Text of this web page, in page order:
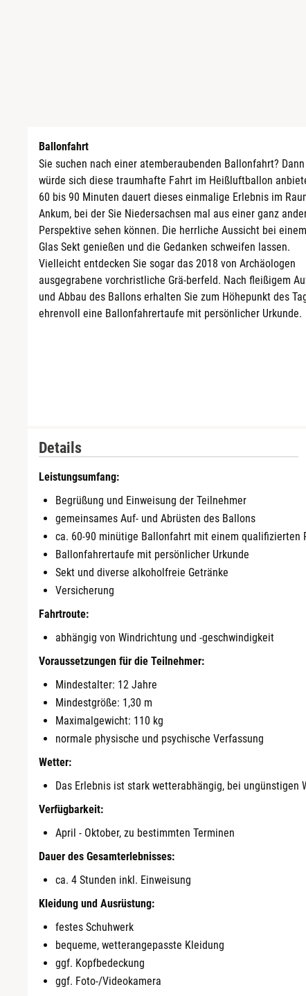
Ballonfahrt
Sie suchen nach einer atemberaubenden Ballonfahrt? Dann
würde sich diese traumhafte Fahrt im Heißluftballon
60 bis 90 Minuten dauert dieses einmalige Erlebnis im
Ankum, bei der Sie Niedersachsen mal aus einer ganz
Perspektive sehen können. Die herrliche Aussicht bei einem
Glas Sekt genießen und die Gedanken schweifen lassen.
Vielleicht entdecken Sie sogar das 2018 von Archäologen
ausgegrabene vorchristliche Grä-berfeld. Nach fleißigem
und Abbau des Ballons erhalten Sie zum Höhepunkt des
ehrenvoll eine Ballonfahrertaufe mit persönlicher Urkunde.
Details
Leistungsumfang:
Begrüßung und Einweisung der Teilnehmer
gemeinsames Auf- und Abrüsten des Ballons
ca. 60-90 minütige Ballonfahrt mit einem qualifizierten
Ballonfahrertaufe mit persönlicher Urkunde
Sekt und diverse alkoholfreie Getränke
Versicherung
Fahrtroute:
abhängig von Windrichtung und -geschwindigkeit
Voraussetzungen für die Teilnehmer:
Mindestalter: 12 Jahre
Mindestgröße: 1,30 m
Maximalgewicht: 110 kg
normale physische und psychische Verfassung
Wetter:
Das Erlebnis ist stark wetterabhängig, bei
Verfügbarkeit:
April - Oktober, zu bestimmten Terminen
Dauer des Gesamterlebnisses:
ca. 4 Stunden inkl. Einweisung
Kleidung und Ausrüstung:
festes Schuhwerk
bequeme, wetterangepasste Kleidung
ggf. Kopfbedeckung
ggf. Foto-/Videokamera
Bostalsee
Brandenburg an der Havel
Braunschweig
Bremen
Chemnitz
Cloppenburg
Coburg
Darmstadt
Deggendorf
Dingolfing
Dortmund
Duisburg
Düsseldorf